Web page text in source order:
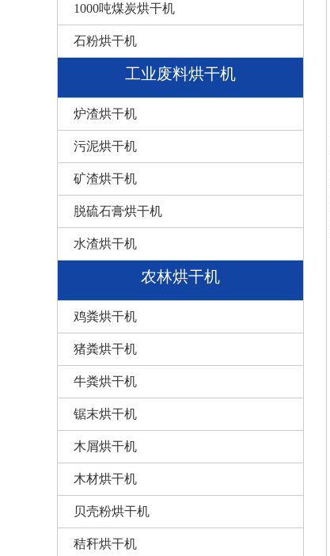
1000吨煤炭烘干机
石粉烘干机
工业废料烘干机
炉渣烘干机
污泥烘干机
矿渣烘干机
脱硫石膏烘干机
水渣烘干机
农林烘干机
鸡粪烘干机
猪粪烘干机
牛粪烘干机
锯末烘干机
木屑烘干机
木材烘干机
贝壳粉烘干机
秸秆烘干机